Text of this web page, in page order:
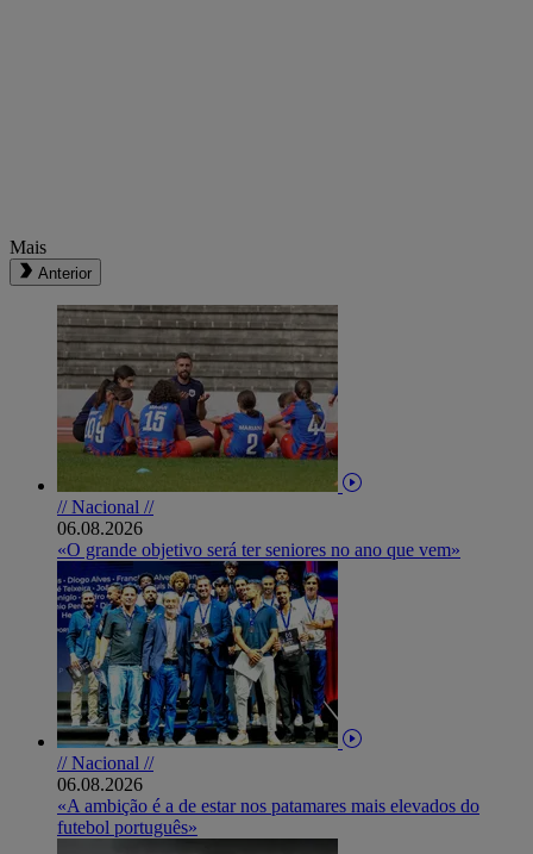
Mais
Anterior
// Nacional //
06.08.2026
«O grande objetivo será ter seniores no ano que vem»
// Nacional //
06.08.2026
«A ambição é a de estar nos patamares mais elevados do
futebol português»